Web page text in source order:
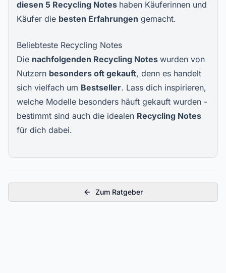
diesen 5 Recycling Notes haben Käuferinnen und
Käufer die besten Erfahrungen gemacht.
Beliebteste Recycling Notes
Die nachfolgenden Recycling Notes wurden von
Nutzern besonders oft gekauft, denn es handelt
sich vielfach um Bestseller. Lass dich inspirieren,
welche Modelle besonders häuft gekauft wurden -
bestimmt sind auch die idealen Recycling Notes
für dich dabei.
Zum Ratgeber